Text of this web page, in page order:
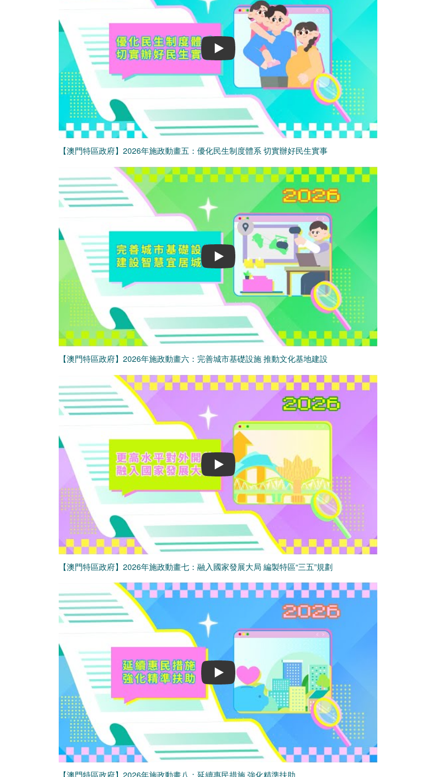
Play
【澳門特區政府】2026年施政動畫五：優化民生制度體系 切實辦好民生實事
Play
【澳門特區政府】2026年施政動畫六：完善城市基礎設施 推動文化基地建設
Play
【澳門特區政府】2026年施政動畫七：融入國家發展大局 編製特區“三五”規劃
Play
【澳門特區政府】2026年施政動畫八：延續惠民措施 強化精準扶助